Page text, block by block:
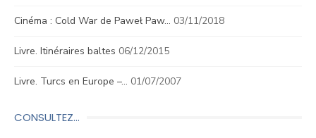
Cinéma : Cold War de Paweł Paw… 03/11/2018
Livre. Itinéraires baltes 06/12/2015
Livre. Turcs en Europe –… 01/07/2007
CONSULTEZ…